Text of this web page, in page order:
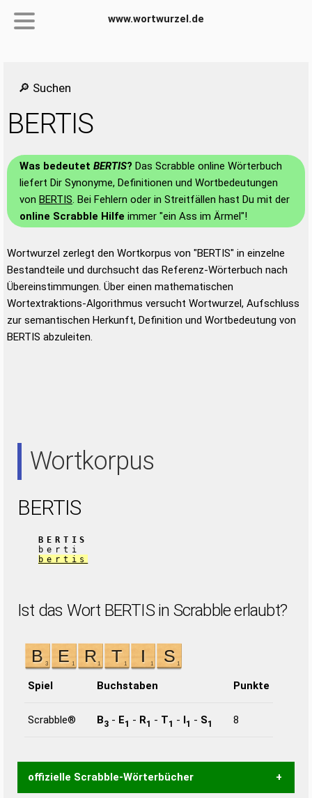
www.wortwurzel.de
🔎 Suchen
BERTIS
Was bedeutet BERTIS? Das Scrabble online Wörterbuch
liefert Dir Synonyme, Definitionen und Wortbedeutungen
von BERTIS. Bei Fehlern oder in Streitfällen hast Du mit der
online Scrabble Hilfe immer "ein Ass im Ärmel"!
Wortwurzel zerlegt den Wortkorpus von "BERTIS" in einzelne
Bestandteile und durchsucht das Referenz-Wörterbuch nach
Übereinstimmungen. Über einen mathematischen
Wortextraktions-Algorithmus versucht Wortwurzel, Aufschluss
zur semantischen Herkunft, Definition und Wortbedeutung von
BERTIS abzuleiten.
Wortkorpus
BERTIS
BERTIS
berti
bertis
Ist das Wort BERTIS in Scrabble erlaubt?
Spiel Buchstaben Punkte
Scrabble® B3 - E1 - R1 - T1 - I1 - S1 8
offizielle Scrabble-Wörterbücher